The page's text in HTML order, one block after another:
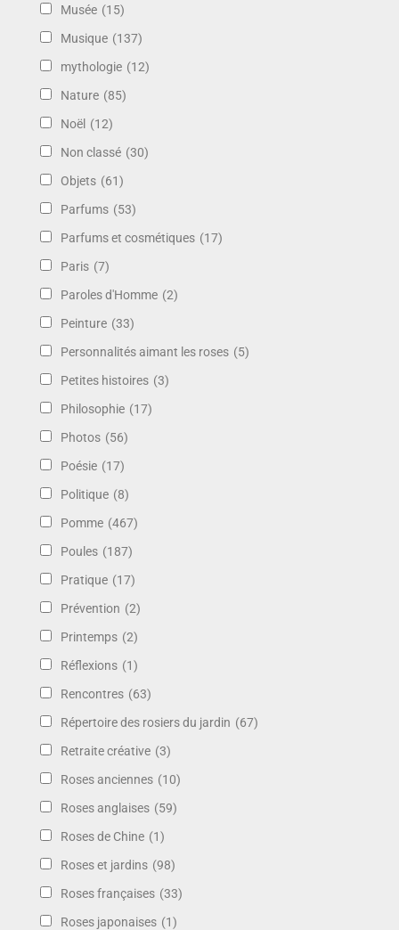
Musée (15)
Musique (137)
mythologie (12)
Nature (85)
Noël (12)
Non classé (30)
Objets (61)
Parfums (53)
Parfums et cosmétiques (17)
Paris (7)
Paroles d'Homme (2)
Peinture (33)
Personnalités aimant les roses (5)
Petites histoires (3)
Philosophie (17)
Photos (56)
Poésie (17)
Politique (8)
Pomme (467)
Poules (187)
Pratique (17)
Prévention (2)
Printemps (2)
Réflexions (1)
Rencontres (63)
Répertoire des rosiers du jardin (67)
Retraite créative (3)
Roses anciennes (10)
Roses anglaises (59)
Roses de Chine (1)
Roses et jardins (98)
Roses françaises (33)
Roses japonaises (1)